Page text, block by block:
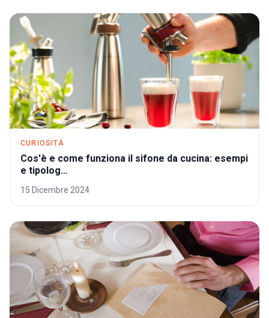
CURIOSITÀ
Cos'è e come funziona il sifone da cucina: esempi
e tipolog…
15 Dicembre 2024